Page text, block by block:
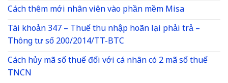
Cách thêm mới nhân viên vào phần mềm Misa
Tài khoản 347 – Thuế thu nhập hoãn lại phải trả –
Thông tư số 200/2014/TT-BTC
Cách hủy mã số thuế đối với cá nhân có 2 mã số thuế
TNCN